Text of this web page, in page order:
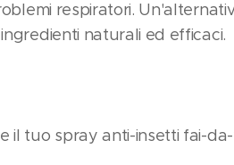
respiratori.
naturali ed efficaci.
il tuo spray anti-insetti fai-